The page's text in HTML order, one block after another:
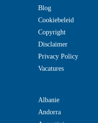
Blog
Cookiebeleid
Copyright
Disclaimer
Privacy Policy
Vacatures
Albanie
Andorra